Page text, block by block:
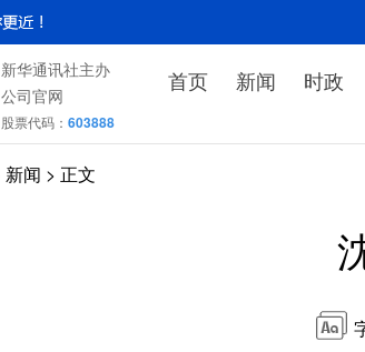
新华通讯社主办
公司官网
股票代码： 603888
首页 新闻 时政
新闻 > 正文